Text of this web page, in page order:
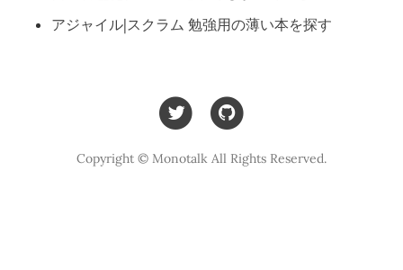
アジャイル|スクラム 勉強用の薄い本を探す
Copyright © Monotalk All Rights Reserved.